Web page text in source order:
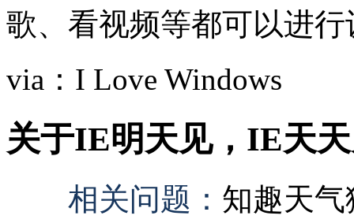
歌、看视频等都可以进行
via：I Love Windows
关于IE明天见，IE天
相关问题： 知趣天气